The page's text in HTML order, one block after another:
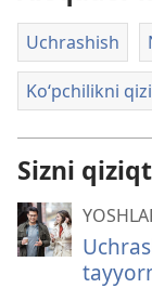
Uchrashish
Ko‘pchilikni
Sizni